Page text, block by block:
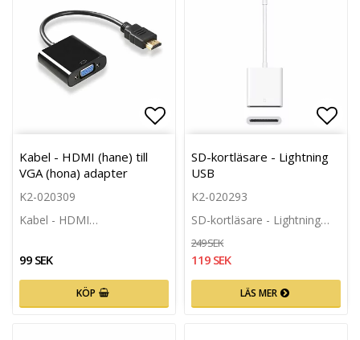
Lägg till i favoritlistan
Kabel - HDMI (hane) till
VGA (hona) adapter
K2-020309
Kabel - HDMI…
99 SEK
KÖP
SD-kortläsare - Lightning
USB
K2-020293
SD-kortläsare - Lightning…
249 SEK
119 SEK
LÄS MER